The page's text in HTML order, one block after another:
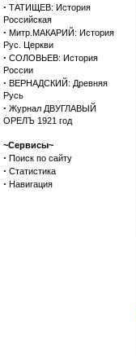
· ТАТИЩЕВ: История
Российская
· Митр.МАКАРИЙ: История
Рус. Церкви
· СОЛОВЬЕВ: История
России
· ВЕРНАДСКИЙ: Древняя
Русь
· Журнал ДВУГЛАВЫЙ
ОРЕЛЪ 1921 год
~Сервисы~
· Поиск по сайту
· Статистика
· Навигация